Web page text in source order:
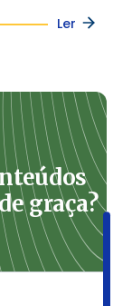
Ler
graça?